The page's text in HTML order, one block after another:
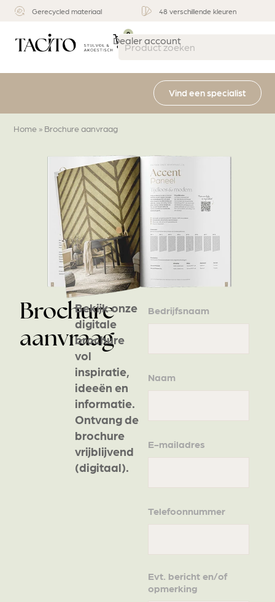
48 verschillende kleuren Stijlvol & functioneel
Dealer account
0
Vind een specialist
Home » Brochure aanvraag
Brochure
aanvraag
Bekijk onze
digitale
brochure
vol
inspiratie,
ideeën en
informatie.
Ontvang de
brochure
vrijblijvend
(digitaal).
Bedrijfsnaam
Naam
E-mailadres
Telefoonnummer
Evt. bericht en/of
opmerking